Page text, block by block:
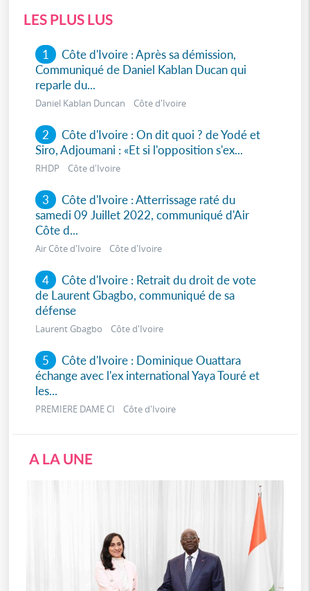
LES PLUS LUS
1 Côte d'Ivoire : Après sa démission,
Communiqué de Daniel Kablan Ducan qui
reparle du...
Daniel Kablan Duncan Côte d'Ivoire
2 Côte d'Ivoire : On dit quoi ? de Yodé et
Siro, Adjoumani : «Et si l'opposition s'ex...
RHDP Côte d'Ivoire
3 Côte d'Ivoire : Atterrissage raté du
samedi 09 Juillet 2022, communiqué d'Air
Côte d...
Air Côte d'Ivoire Côte d'Ivoire
4 Côte d'Ivoire : Retrait du droit de vote
de Laurent Gbagbo, communiqué de sa
défense
Laurent Gbagbo Côte d'Ivoire
5 Côte d'Ivoire : Dominique Ouattara
échange avec l'ex international Yaya Touré et
les...
PREMIERE DAME CI Côte d'Ivoire
A LA UNE